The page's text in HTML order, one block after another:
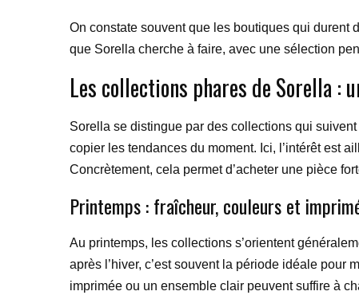
On constate souvent que les boutiques qui durent
que Sorella cherche à faire, avec une sélection
Les collections phares de Sorella :
Sorella se distingue par des collections qui
copier les tendances du moment. Ici, l’intérêt est
Concrètement, cela permet d’acheter une pièce
Printemps : fraîcheur, couleurs et
Au printemps, les collections s’orientent
après l’hiver, c’est souvent la période idéale
imprimée ou un ensemble clair peuvent suffire à